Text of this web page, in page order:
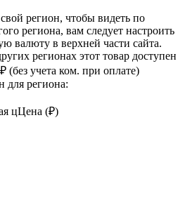
регион, чтобы видеть по
региона, вам следует настроить
валюту в верхней части сайта.
регионах этот товар доступен
(без учета ком. при оплате)
для региона:
цЦена (₽)